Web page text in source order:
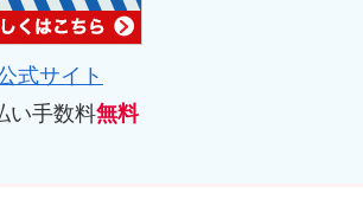
式サイト
い手数料無料